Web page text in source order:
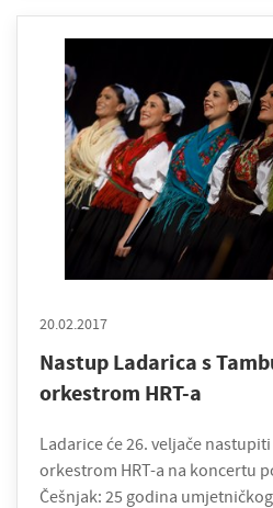
20.02.2017
Nastup Ladarica s
orkestrom HRT-a
Ladarice će 26. veljače
orkestrom HRT-a na koncertu
Češnjak: 25 godina